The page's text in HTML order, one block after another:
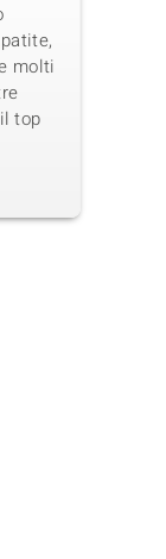
molti
top